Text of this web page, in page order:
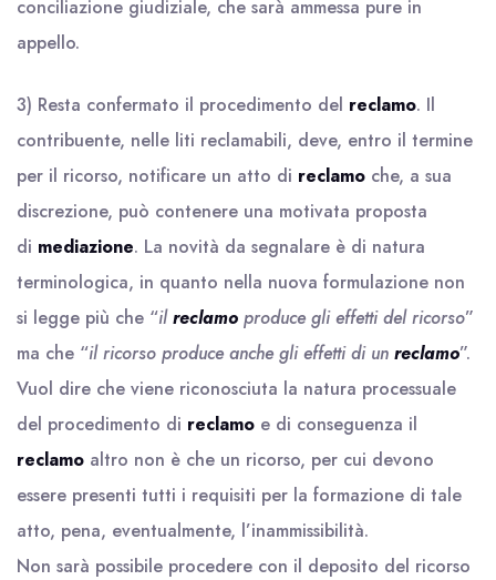
conciliazione giudiziale, che sarà ammessa pure in
appello.
3) Resta confermato il procedimento del reclamo. Il
contribuente, nelle liti reclamabili, deve, entro il termine
per il ricorso, notificare un atto di reclamo che, a sua
discrezione, può contenere una motivata proposta
di mediazione. La novità da segnalare è di natura
terminologica, in quanto nella nuova formulazione non
si legge più che “ilreclamo produce gli effetti del ricorso”
ma che “il ricorso produce anche gli effetti di un reclamo”.
Vuol dire che viene riconosciuta la natura processuale
del procedimento di reclamo e di conseguenza il
reclamo altro non è che un ricorso, per cui devono
essere presenti tutti i requisiti per la formazione di tale
atto, pena, eventualmente, l’inammissibilità.
Non sarà possibile procedere con il deposito del ricorso